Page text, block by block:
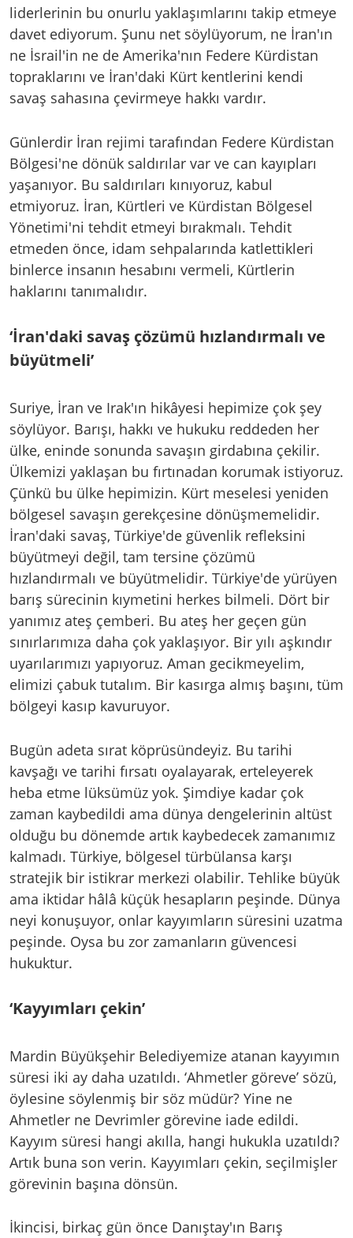
liderlerinin bu onurlu yaklaşımlarını takip etmeye
davet ediyorum. Şunu net söylüyorum, ne İran'ın
ne İsrail'in ne de Amerika'nın Federe Kürdistan
topraklarını ve İran'daki Kürt kentlerini kendi
savaş sahasına çevirmeye hakkı vardır.
Günlerdir İran rejimi tarafından Federe Kürdistan
Bölgesi'ne dönük saldırılar var ve can kayıpları
yaşanıyor. Bu saldırıları kınıyoruz, kabul
etmiyoruz. İran, Kürtleri ve Kürdistan Bölgesel
Yönetimi'ni tehdit etmeyi bırakmalı. Tehdit
etmeden önce, idam sehpalarında katlettikleri
binlerce insanın hesabını vermeli, Kürtlerin
haklarını tanımalıdır.
‘İran'daki savaş çözümü hızlandırmalı ve
büyütmeli’
Suriye, İran ve Irak'ın hikâyesi hepimize çok şey
söylüyor. Barışı, hakkı ve hukuku reddeden her
ülke, eninde sonunda savaşın girdabına çekilir.
Ülkemizi yaklaşan bu fırtınadan korumak istiyoruz.
Çünkü bu ülke hepimizin. Kürt meselesi yeniden
bölgesel savaşın gerekçesine dönüşmemelidir.
İran'daki savaş, Türkiye'de güvenlik refleksini
büyütmeyi değil, tam tersine çözümü
hızlandırmalı ve büyütmelidir. Türkiye'de yürüyen
barış sürecinin kıymetini herkes bilmeli. Dört bir
yanımız ateş çemberi. Bu ateş her geçen gün
sınırlarımıza daha çok yaklaşıyor. Bir yılı aşkındır
uyarılarımızı yapıyoruz. Aman gecikmeyelim,
elimizi çabuk tutalım. Bir kasırga almış başını, tüm
bölgeyi kasıp kavuruyor.
Bugün adeta sırat köprüsündeyiz. Bu tarihi
kavşağı ve tarihi fırsatı oyalayarak, erteleyerek
heba etme lüksümüz yok. Şimdiye kadar çok
zaman kaybedildi ama dünya dengelerinin altüst
olduğu bu dönemde artık kaybedecek zamanımız
kalmadı. Türkiye, bölgesel türbülansa karşı
stratejik bir istikrar merkezi olabilir. Tehlike büyük
ama iktidar hâlâ küçük hesapların peşinde. Dünya
neyi konuşuyor, onlar kayyımların süresini uzatma
peşinde. Oysa bu zor zamanların güvencesi
hukuktur.
‘Kayyımları çekin’
Mardin Büyükşehir Belediyemize atanan kayyımın
süresi iki ay daha uzatıldı. ‘Ahmetler göreve’ sözü,
öylesine söylenmiş bir söz müdür? Yine ne
Ahmetler ne Devrimler görevine iade edildi.
Kayyım süresi hangi akılla, hangi hukukla uzatıldı?
Artık buna son verin. Kayyımları çekin, seçilmişler
görevinin başına dönsün.
İkincisi, birkaç gün önce Danıştay'ın Barış